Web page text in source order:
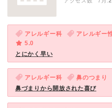
アレルギー科 アレルギー
5.0
とにかく早い
アレルギー科 鼻のつまり
鼻づまりから開放された喜び